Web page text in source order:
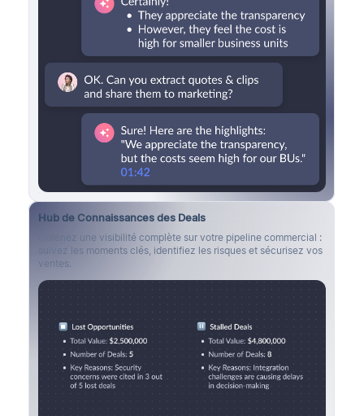
Hub de Connaissances des Deals
Obtenez une visibilité complète sur votre pipeline commercial :
suivez les moments clés, identifiez les risques et sécurisez vos
ventes.